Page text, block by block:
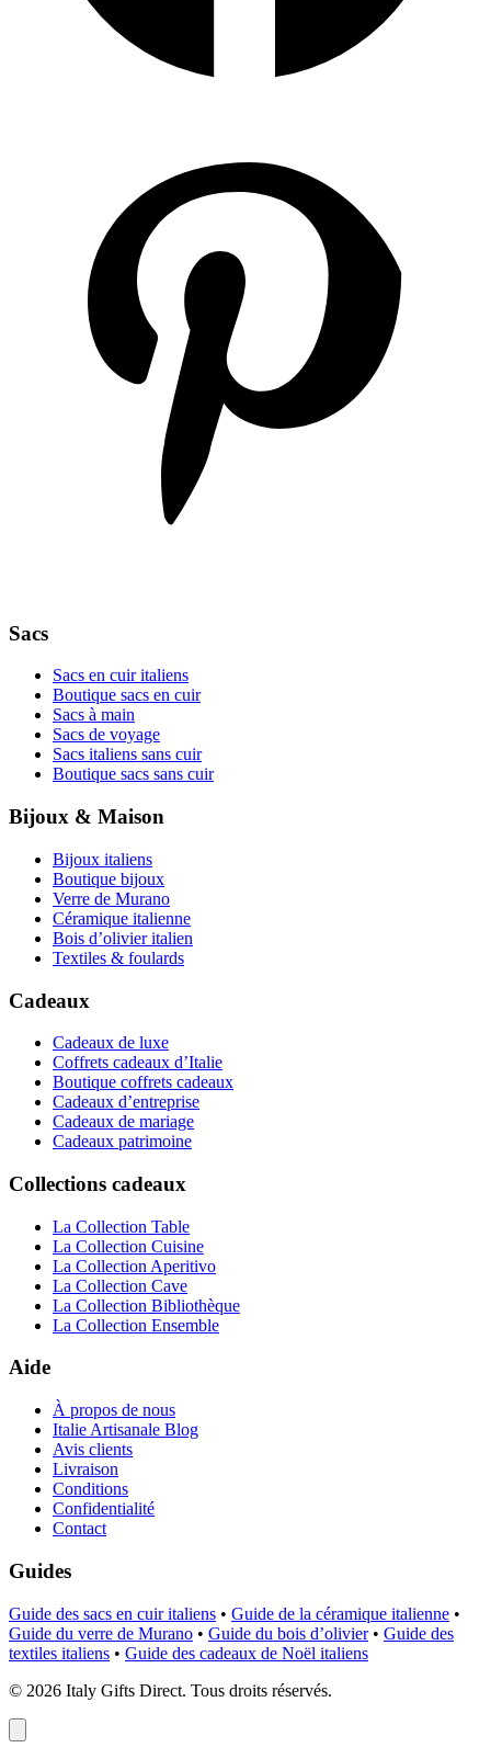
Sacs
Sacs en cuir italiens
Boutique sacs en cuir
Sacs à main
Sacs de voyage
Sacs italiens sans cuir
Boutique sacs sans cuir
Bijoux & Maison
Bijoux italiens
Boutique bijoux
Verre de Murano
Céramique italienne
Bois d’olivier italien
Textiles & foulards
Cadeaux
Cadeaux de luxe
Coffrets cadeaux d’Italie
Boutique coffrets cadeaux
Cadeaux d’entreprise
Cadeaux de mariage
Cadeaux patrimoine
Collections cadeaux
La Collection Table
La Collection Cuisine
La Collection Aperitivo
La Collection Cave
La Collection Bibliothèque
La Collection Ensemble
Aide
À propos de nous
Italie Artisanale Blog
Avis clients
Livraison
Conditions
Confidentialité
Contact
Guides
Guide des sacs en cuir italiens • Guide de la céramique italienne •
Guide du verre de Murano • Guide du bois d’olivier • Guide des
textiles italiens • Guide des cadeaux de Noël italiens
© 2026 Italy Gifts Direct. Tous droits réservés.